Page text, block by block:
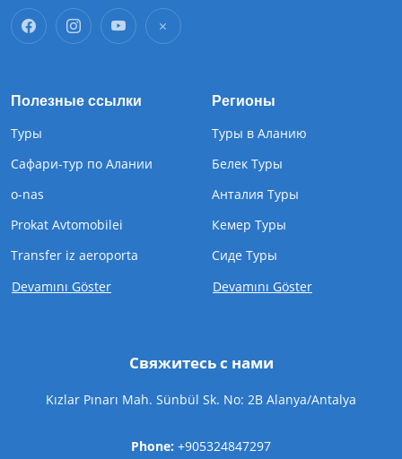
Полезные ссылки
Туры
Сафари-тур по Алании
o-nas
Prokat Avtomobilei
Transfer iz aeroporta
Devamını Göster
Регионы
Туры в Аланию
Белек Туры
Анталия Туры
Кемер Туры
Cиде Туры
Devamını Göster
Свяжитесь с нами
Kızlar Pınarı Mah. Sünbül Sk. No: 2B Alanya/Antalya
Phone: +905324847297